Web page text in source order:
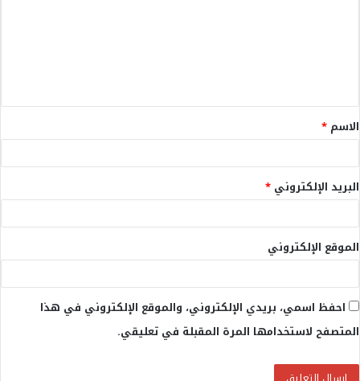
ق
*
الاسم *
البريد الإلكتروني *
الموقع الإلكتروني
احفظ اسمي، بريدي الإلكتروني، والموقع الإلكتروني في هذا
المتصفح لاستخدامها المرة المقبلة في تعليقي.